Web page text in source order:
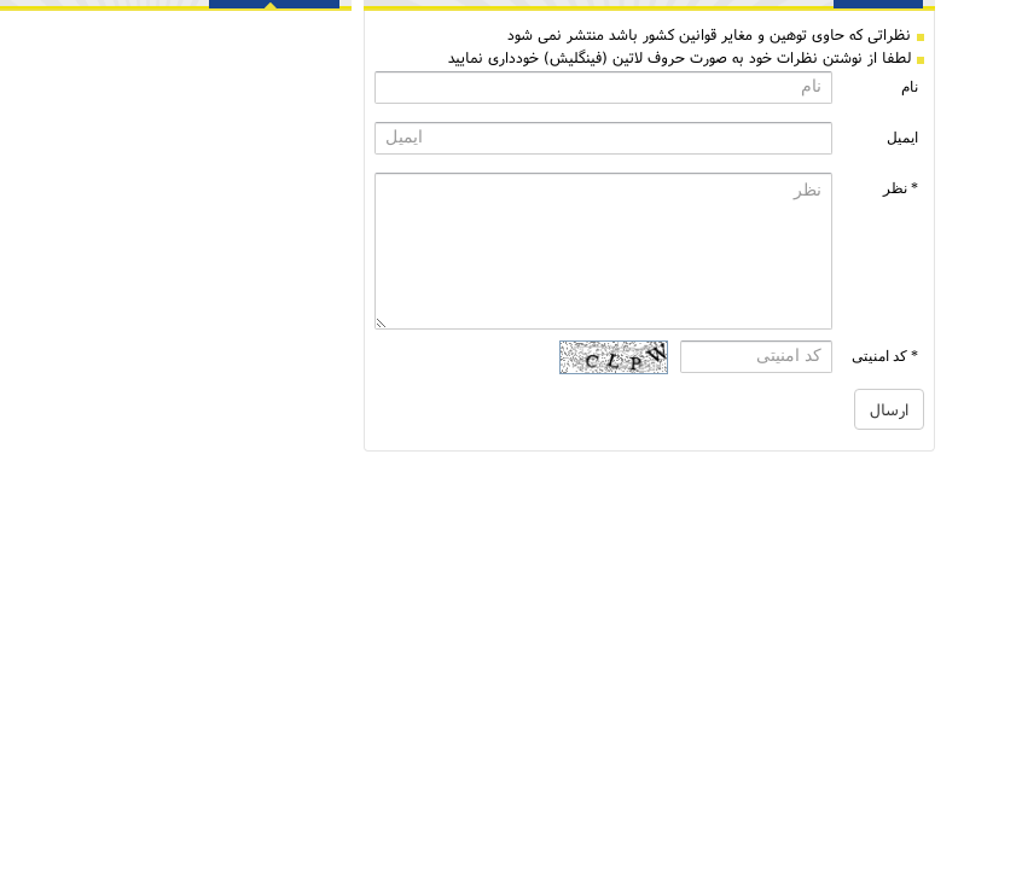
نظراتی كه حاوی توهین و مغایر قوانین کشور باشد منتشر نمی شود
لطفا از نوشتن نظرات خود به صورت حروف لاتین (فینگلیش) خودداری نمایید
نام
ایمیل
* نظر
* کد امنیتی